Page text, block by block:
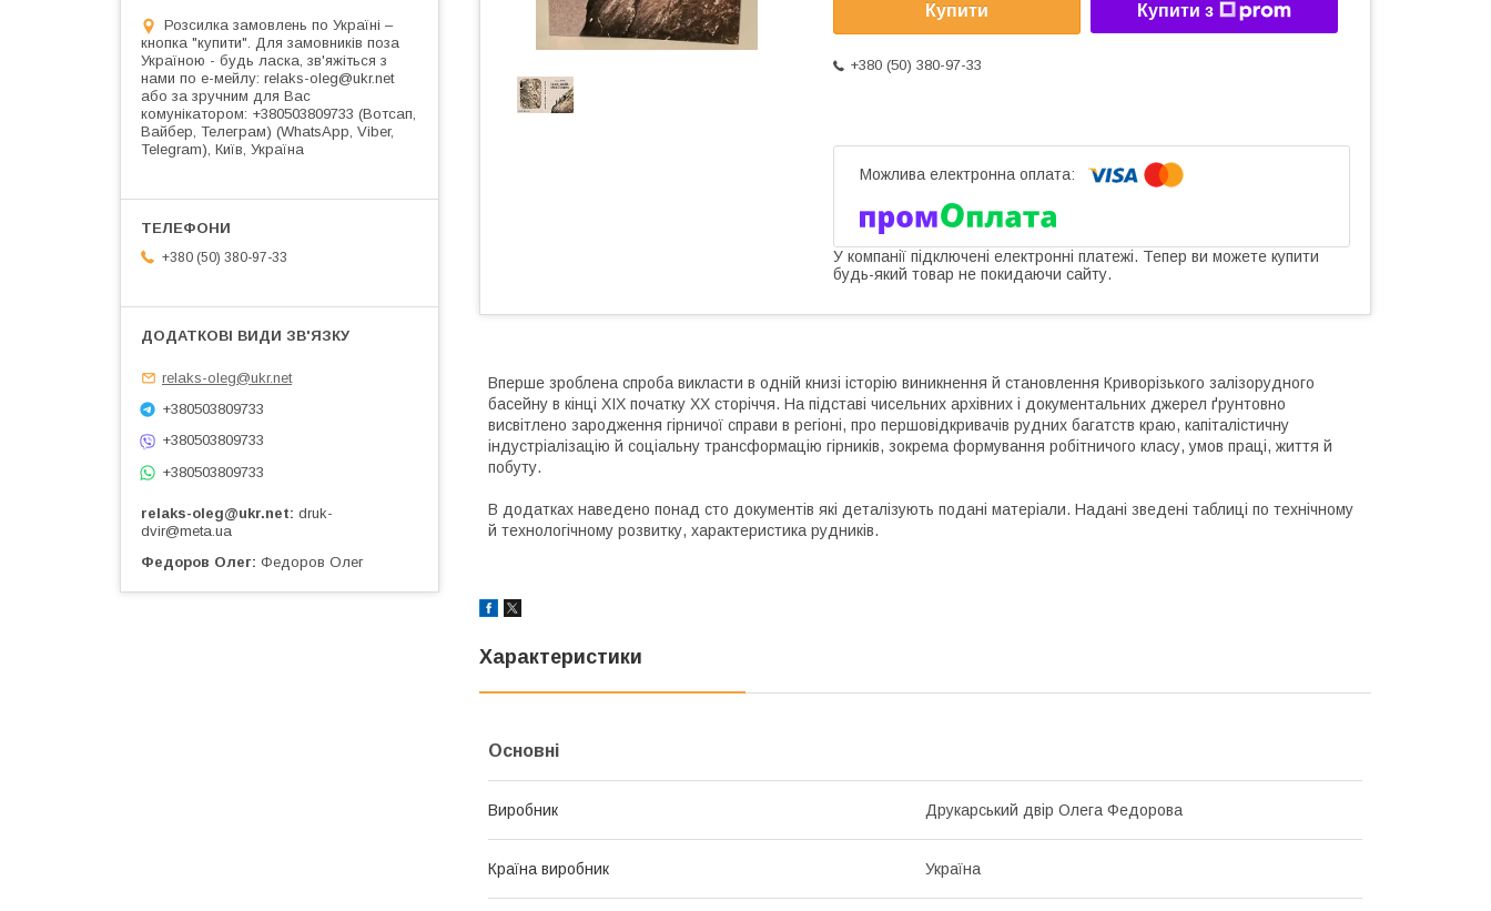
Купити Купити з
+380 (50) 380-97-33
У компанії підключені електронні платежі. Тепер ви можете купити
будь-який товар не покидаючи сайту.
Вперше зроблена спроба викласти в одній книзі історію виникнення й становлення Криворізького залізорудного
басейну в кінці XIX початку XX сторіччя. На підставі чисельних архівних і документальних джерел ґрунтовно
висвітлено зародження гірничої справи в регіоні, про першовідкривачів рудних багатств краю, капіталістичну
індустріалізацію й соціальну трансформацію гірників, зокрема формування робітничого класу, умов праці, життя й
побуту.
В додатках наведено понад сто документів які деталізують подані матеріали. Надані зведені таблиці по технічному
й технологічному розвитку, характеристика рудників.
Характеристики
Основні
Виробник Друкарський двір Олега Федорова
Країна виробник Україна
Розсилка замовлень по Україні –
кнопка "купити". Для замовників поза
Україною - будь ласка, зв'яжіться з
нами по е-мейлу: relaks-oleg@ukr.net
або за зручним для Вас
комунікатором: +380503809733 (Вотсап,
Вайбер, Телеграм) (WhatsApp, Viber,
Telegram), Київ, Україна
+380 (50) 380-97-33
relaks-oleg@ukr.net
+380503809733
+380503809733
+380503809733
relaks-oleg@ukr.net druk-
dvir@meta.ua
Федоров Олег Федоров Олег